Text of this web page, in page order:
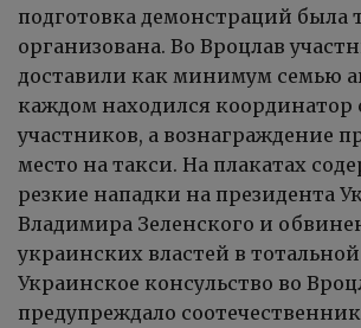
подготовка демонстраций была
организована. Во Вроцлав
доставили как минимум семью
каждом находился координатор
участников, а вознаграждение
место на такси. На плакатах
резкие нападки на президента
Владимира Зеленского и
украинских властей в
Украинское консульство во
предупреждало